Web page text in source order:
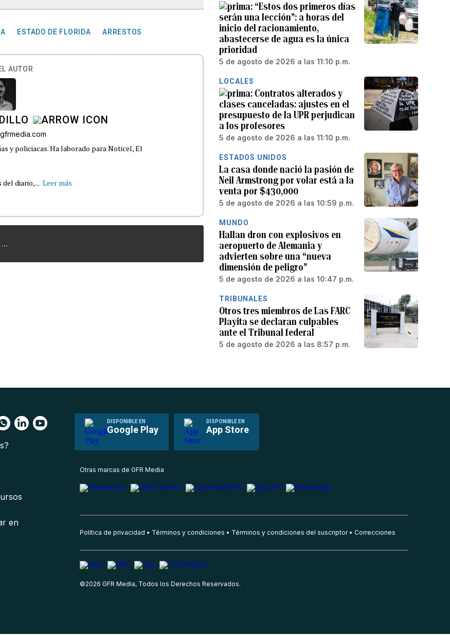
ESTADO DE FLORIDA
ARRESTOS
AUTOR
y policiacas. Ha laborado para Noticel, El
diario,... Leer más
...
“Estos dos primeros días
serán una lección”: a horas del
inicio del racionamiento,
abastecerse de agua es la única
prioridad
5 de agosto de 2026 a las 11:10 p.m.
LOCALES
Contratos alterados y
clases canceladas: ajustes en el
presupuesto de la UPR perjudican
a los profesores
5 de agosto de 2026 a las 11:10 p.m.
ESTADOS UNIDOS
La casa donde nació la pasión de
Neil Armstrong por volar está a la
venta por $430,000
5 de agosto de 2026 a las 10:59 p.m.
MUNDO
Hallan dron con explosivos en
aeropuerto de Alemania y
advierten sobre una “nueva
dimensión de peligro”
5 de agosto de 2026 a las 10:47 p.m.
TRIBUNALES
Otros tres miembros de Las FARC
Playita se declaran culpables
ante el Tribunal federal
5 de agosto de 2026 a las 8:57 p.m.
DISPONIBLE EN
Google Play
DISPONIBLE EN
App Store
en
Otras marcas de GFR Media
Política de privacidad Términos y condiciones Términos y condiciones del suscriptor Correcciones
©2026 GFR Media, Todos los Derechos Reservados.